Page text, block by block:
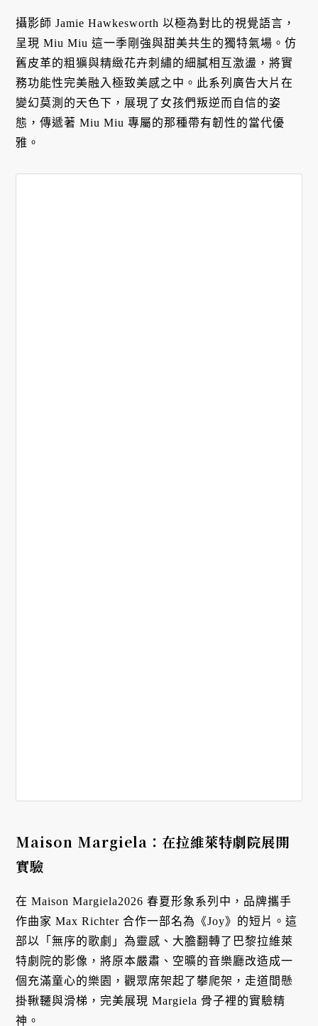
攝影師 Jamie Hawkesworth 以極為對比的視覺語言，
呈現 Miu Miu 這一季剛強與甜美共生的獨特氣場。仿
舊皮革的粗獷與精緻花卉刺繡的細膩相互激盪，將實
務功能性完美融入極致美感之中。此系列廣告大片在
變幻莫測的天色下，展現了女孩們叛逆而自信的姿
態，傳遞著 Miu Miu 專屬的那種帶有韌性的當代優
雅。
Maison Margiela：在拉維萊特劇院展開
實驗
在 Maison Margiela2026 春夏形象系列中，品牌攜手
作曲家 Max Richter 合作一部名為《Joy》的短片。這
部以「無序的歌劇」為靈感、大膽翻轉了巴黎拉維萊
特劇院的影像，將原本嚴肅、空曠的音樂廳改造成一
個充滿童心的樂園，觀眾席架起了攀爬架，走道間懸
掛鞦韆與滑梯，完美展現 Margiela 骨子裡的實驗精
神。